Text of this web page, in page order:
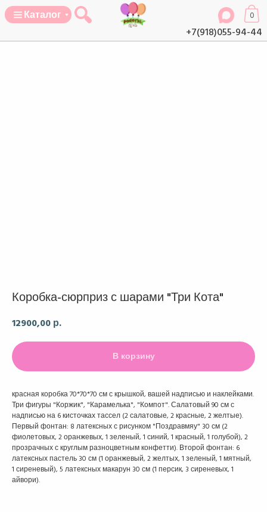
+7(918)055-94-44
0
Каталог
Коробка-сюрприз с шарами "Три Кота"
12900,00 р.
В корзину
красная коробка 70*70*70 см с крышкой, вашей надписью и наклейками.
Три фигуры "Коржик", "Карамелька", "Компот". Салатовый 90 см с
надписью на 6 кисточках тассел (2 салатовые, 2 красные, 2 желтые).
Первый фонтан: 8 латексных с рисунком "Поздравмяу" 30 см (2
фиолетовых, 2 оранжевых, 1 зеленый, 1 синий, 1 красный, 1 голубой), 2
прозрачных с круглым разноцветным конфетти). Второй фонтан: 6
латексных пастель 30 см (1 оранжевый, 2 желтых, 1 зеленый, 1 мятный,
1 сиреневый), 5 латексных макарун 30 см (1 персик, 3 сиреневых, 1
айвори).